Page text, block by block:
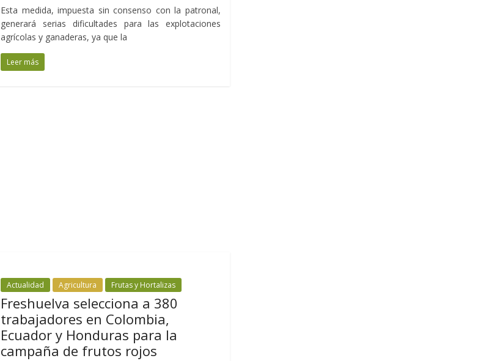
Esta medida, impuesta sin consenso con la patronal,
generará serias dificultades para las explotaciones
agrícolas y ganaderas, ya que la
Leer más
Actualidad Agricultura Frutas y Hortalizas
Freshuelva selecciona a 380
trabajadores en Colombia,
Ecuador y Honduras para la
campaña de frutos rojos